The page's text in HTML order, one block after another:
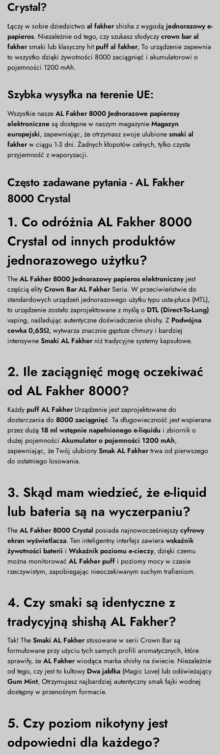
Crystal?
Łączy w sobie dziedzictwo al fakher shisha z wygodą jednorazowy e-
papieros. Niezależnie od tego, czy szukasz słodyczy crown bar al
fakher smaki lub klasyczny hitpuff al fakher, To urządzenie zapewnia
to wszystko dzięki żywotności 8000 zaciągnięć i akumulatorowi o
pojemności 1200 mAh.
Szybka wysyłka na terenie UE:
Wszystkie nasze AL Fakher 8000 Jednorazowe papierosy
elektroniczne są dostępne w naszym magazynie Magazyn
europejski, zapewniając, że otrzymasz swoje ulubione smaki al
fakher w ciągu 1-3 dni. Żadnych kłopotów celnych, tylko czysta
przyjemność z waporyzacji.
Często zadawane pytania - AL Fakher
8000 Crystal
1. Co odróżnia AL Fakher 8000
Crystal od innych produktów
jednorazowego użytku?
The AL Fakher 8000 Jednorazowy papieros elektroniczny jest
częścią elity Crown Bar AL Fakher Seria. W przeciwieństwie do
standardowych urządzeń jednorazowego użytku typu usta-płuca (MTL),
to urządzenie zostało zaprojektowane z myślą o DTL (Direct-To-Lung)
vaping, naśladując autentyczne doświadczenie shishy. Z Podwójna
cewka 0,65Ω, wytwarza znacznie gęstsze chmury i bardziej
intensywne Smaki AL Fakher niż tradycyjne systemy kapsułowe.
2. Ile zaciągnięć mogę oczekiwać
od AL Fakher 8000?
Każdy puff AL Fakher Urządzenie jest zaprojektowane do
dostarczania do 8000 zaciągnięć. Ta długowieczność jest wspierana
przez dużą 18 ml wstępnie napełnionego e-liquidu i zbiornik o
dużej pojemności Akumulator o pojemności 1200 mAh,
zapewniając, że Twój ulubiony Smak AL Fakher trwa od pierwszego
do ostatniego losowania.
3. Skąd mam wiedzieć, że e-liquid
lub bateria są na wyczerpaniu?
The AL Fakher 8000 Crystal posiada najnowocześniejszy cyfrowy
ekran wyświetlacza. Ten inteligentny interfejs zawiera wskaźnik
żywotności baterii i Wskaźnik poziomu e-cieczy, dzięki czemu
można monitorować AL Fakher puff i poziomy mocy w czasie
rzeczywistym, zapobiegając nieoczekiwanym suchym trafieniom.
4. Czy smaki są identyczne z
tradycyjną shishą AL Fakher?
Tak! The Smaki AL Fakher stosowane w serii Crown Bar są
formułowane przy użyciu tych samych profili aromatycznych, które
sprawiły, że AL Fakher wiodąca marka shishy na świecie. Niezależnie
od tego, czy jest to kultowy Dwa jabłka (Magic Love) lub odświeżający
Gum Mint, Otrzymujesz najbardziej autentyczny smak fajki wodnej
dostępny w przenośnym formacie.
5. Czy poziom nikotyny jest
odpowiedni dla każdego?